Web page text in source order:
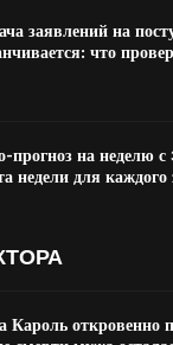
заявлений на
что
прогноз на неделю
недели для каждого
Кароль откровенно